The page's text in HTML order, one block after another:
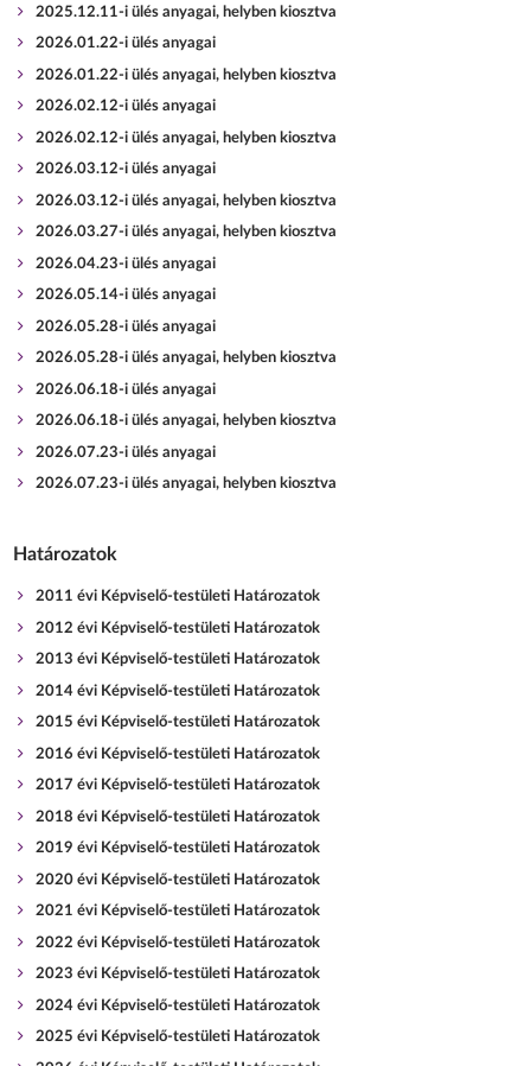
2025.12.11-i ülés anyagai, helyben kiosztva
2026.01.22-i ülés anyagai
2026.01.22-i ülés anyagai, helyben kiosztva
2026.02.12-i ülés anyagai
2026.02.12-i ülés anyagai, helyben kiosztva
2026.03.12-i ülés anyagai
2026.03.12-i ülés anyagai, helyben kiosztva
2026.03.27-i ülés anyagai, helyben kiosztva
2026.04.23-i ülés anyagai
2026.05.14-i ülés anyagai
2026.05.28-i ülés anyagai
2026.05.28-i ülés anyagai, helyben kiosztva
2026.06.18-i ülés anyagai
2026.06.18-i ülés anyagai, helyben kiosztva
2026.07.23-i ülés anyagai
2026.07.23-i ülés anyagai, helyben kiosztva
Határozatok
2011 évi Képviselő-testületi Határozatok
2012 évi Képviselő-testületi Határozatok
2013 évi Képviselő-testületi Határozatok
2014 évi Képviselő-testületi Határozatok
2015 évi Képviselő-testületi Határozatok
2016 évi Képviselő-testületi Határozatok
2017 évi Képviselő-testületi Határozatok
2018 évi Képviselő-testületi Határozatok
2019 évi Képviselő-testületi Határozatok
2020 évi Képviselő-testületi Határozatok
2021 évi Képviselő-testületi Határozatok
2022 évi Képviselő-testületi Határozatok
2023 évi Képviselő-testületi Határozatok
2024 évi Képviselő-testületi Határozatok
2025 évi Képviselő-testületi Határozatok